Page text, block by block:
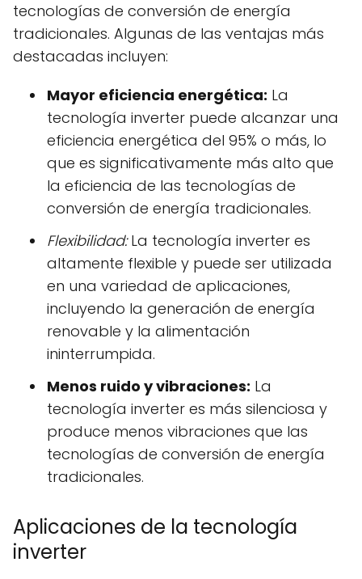
tecnologías de conversión de energía
tradicionales. Algunas de las ventajas más
destacadas incluyen:
Mayor eficiencia energética: La
tecnología inverter puede alcanzar una
eficiencia energética del 95% o más, lo
que es significativamente más alto que
la eficiencia de las tecnologías de
conversión de energía tradicionales.
Flexibilidad:La tecnología inverter es
altamente flexible y puede ser utilizada
en una variedad de aplicaciones,
incluyendo la generación de energía
renovable y la alimentación
ininterrumpida.
Menos ruido y vibraciones: La
tecnología inverter es más silenciosa y
produce menos vibraciones que las
tecnologías de conversión de energía
tradicionales.
Aplicaciones de la tecnología
inverter